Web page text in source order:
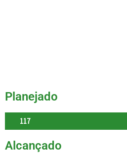
Planejado
117
Alcançado